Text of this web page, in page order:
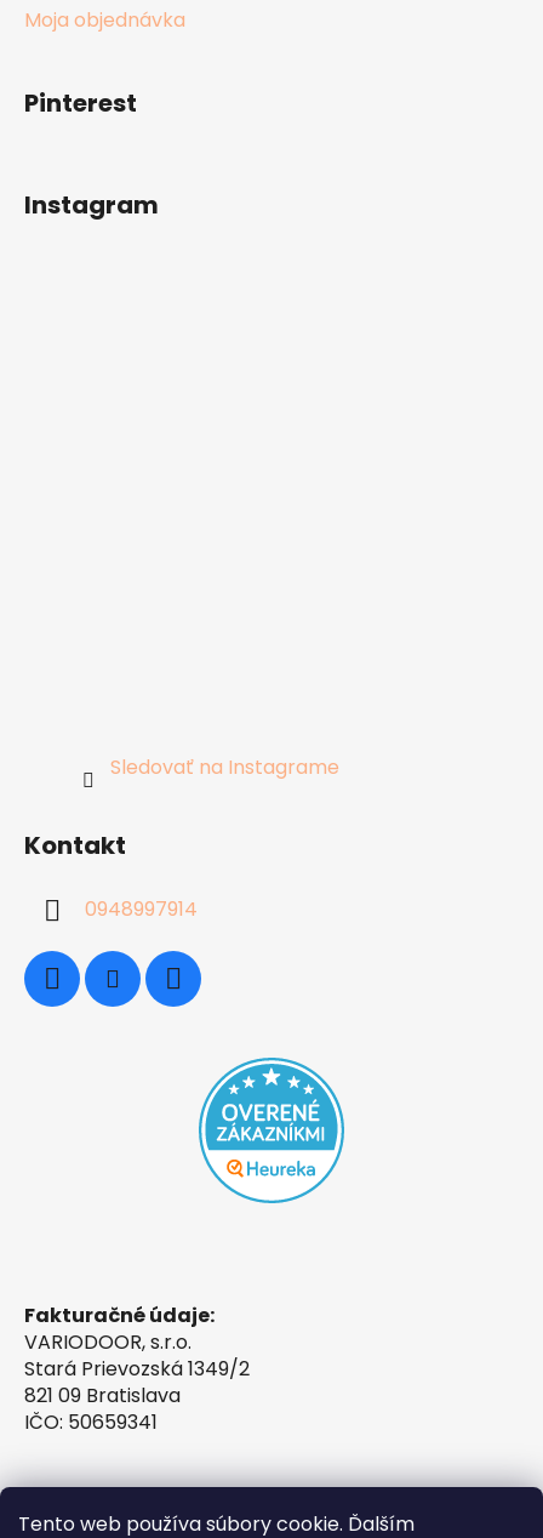
Tento web používa súbory cookie. Ďalším
Moja objednávka
Pinterest
Instagram
Sledovať na Instagrame
Kontakt
0948997914
Fakturačné údaje:
VARIODOOR, s.r.o.
Stará Prievozská 1349/2
821 09 Bratislava
IČO: 50659341